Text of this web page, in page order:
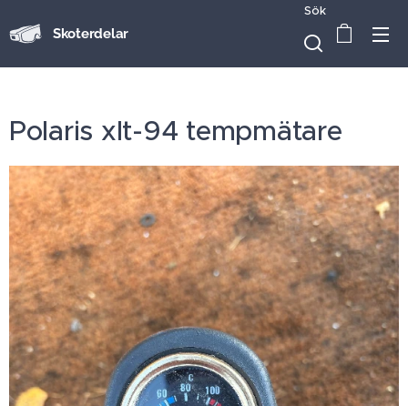
Skoterdelar
Sök
Polaris xlt-94 tempmätare